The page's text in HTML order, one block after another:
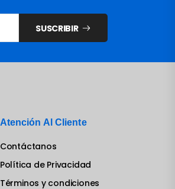
SUSCRIBIR
Atención Al Cliente
Contáctanos
Política de Privacidad
Términos y condiciones